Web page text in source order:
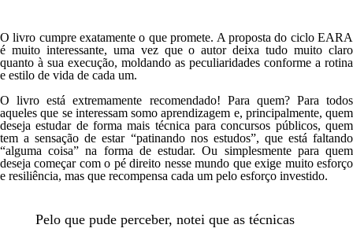
O livro cumpre exatamente o que promete. A proposta do ciclo EARA
é muito interessante, uma vez que o autor deixa tudo muito claro
quanto à sua execução, moldando as peculiaridades conforme a rotina
e estilo de vida de cada um.
O livro está extremamente recomendado! Para quem? Para todos
aqueles que se interessam somo aprendizagem e, principalmente, quem
deseja estudar de forma mais técnica para concursos públicos, quem
tem a sensação de estar “patinando nos estudos”, que está faltando
“alguma coisa” na forma de estudar. Ou simplesmente para quem
deseja começar com o pé direito nesse mundo que exige muito esforço
e resiliência, mas que recompensa cada um pelo esforço investido.
Pelo que pude perceber, notei que as técnicas